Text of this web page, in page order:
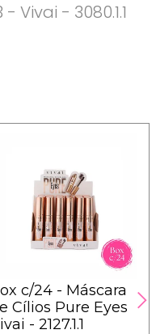
Vivai - 3080.1.1
c/24 - Máscara
Cílios Pure Eyes
- 2127.1.1